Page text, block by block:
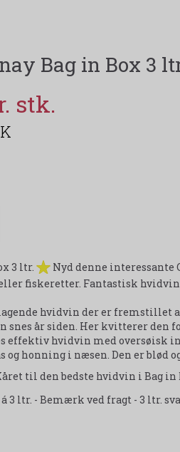
Bag in Box 3
3 ltr.
Nyd denne interessante
fiskeretter. Fantastisk
hvidvin der er fremstillet
snes år siden. Her kvitterer den
effektiv hvidvin med oversøisk
og honning i næsen. Den er blød
til den bedste hvidvin i Bag in
3 ltr. - Bemærk ved fragt - 3 ltr.